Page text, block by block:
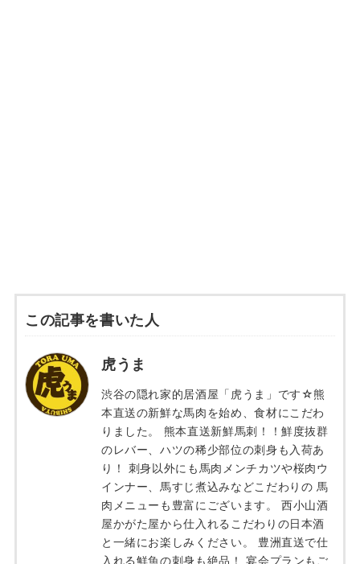
この記事を書いた人
虎うま
渋谷の隠れ家的居酒屋「虎うま」です☆熊
本直送の新鮮な馬肉を始め、食材にこだわ
りました。 熊本直送新鮮馬刺！！鮮度抜群
のレバー、ハツの稀少部位の刺身も入荷あ
り！ 刺身以外にも馬肉メンチカツや桜肉ウ
インナー、馬すじ煮込みなどこだわりの 馬
肉メニューも豊富にございます。 西小山酒
屋かがた屋から仕入れるこだわりの日本酒
と一緒にお楽しみください。 豊洲直送で仕
入れる鮮魚の刺身も絶品！ 宴会プランもご